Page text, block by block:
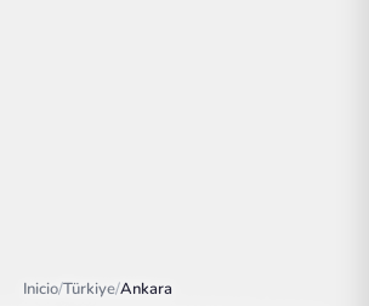
Inicio/Türkiye/Ankara